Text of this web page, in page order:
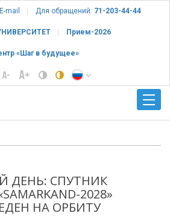
E-mail Для обращений: 71-203-44-44
Прием-2026
«Шаг в будущее»
ДЕНЬ: СПУТНИК
2028»
НА ОРБИТУ